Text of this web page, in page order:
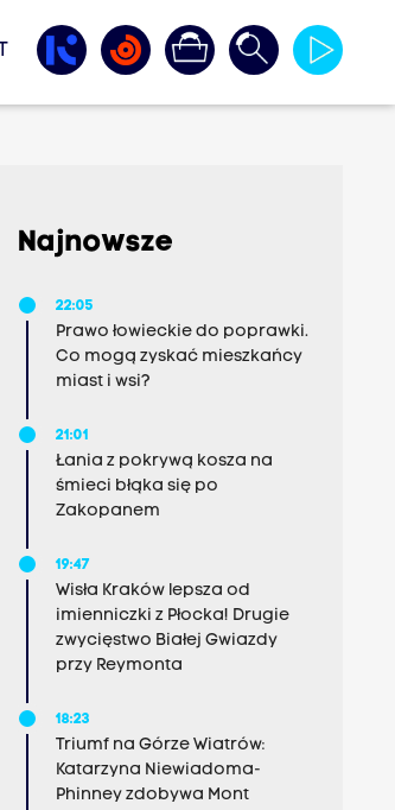
Najnowsze
22:05
Prawo łowieckie do poprawki.
Co mogą zyskać mieszkańcy
miast i wsi?
21:01
Łania z pokrywą kosza na
śmieci błąka się po
Zakopanem
19:47
Wisła Kraków lepsza od
imienniczki z Płocka! Drugie
zwycięstwo Białej Gwiazdy
przy Reymonta
18:23
Triumf na Górze Wiatrów:
Katarzyna Niewiadoma-
Phinney zdobywa Mont